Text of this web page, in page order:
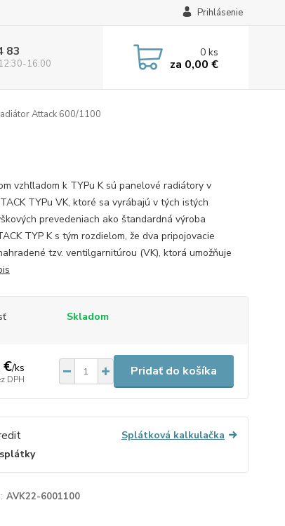
Prihlásenie
83
16:00
0ks
za 0,00 €
Attack 600/1100
vzhľladom k TYPu K sú panelové radiátory v
TYPu VK, ktoré sa vyrábajú v tých istých
prevedeniach ako štandardná výroba
TYP K s tým rozdielom, že dva pripojovacie
tzv. ventilgarnitúrou (VK), ktorá umožňuje
Skladom
€/ks
DPH
Pridať do košíka
Splátková kalkulačka
AVK22-6001100